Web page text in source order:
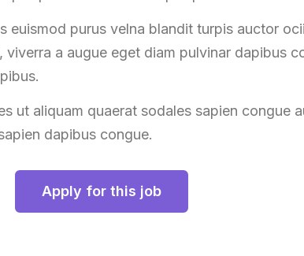
euismod purus velna blandit turpis auctor
a augue eget diam pulvinar dapibus
ut aliquam quaerat sodales sapien congue
dapibus congue.
Apply for this job